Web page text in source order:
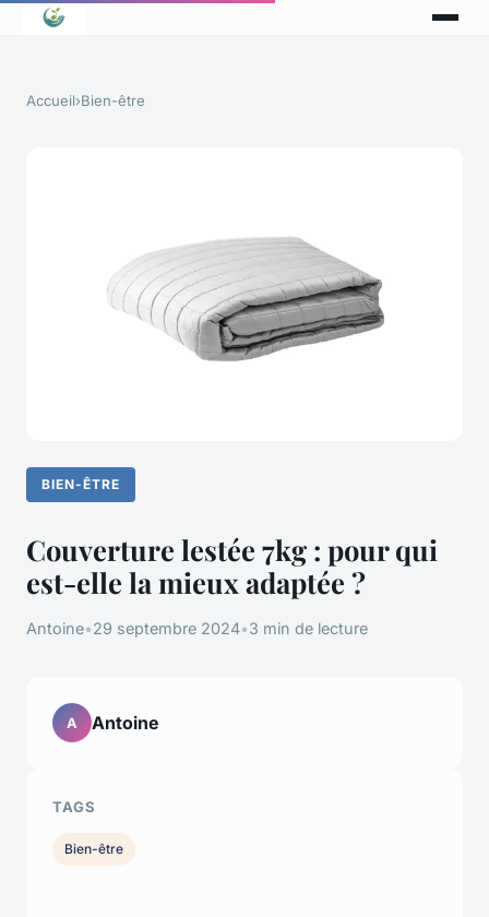
Accueil›Bien-être
BIEN-ÊTRE
Couverture lestée 7kg : pour qui
est-elle la mieux adaptée ?
Antoine•29 septembre 2024•3 min de lecture
A Antoine
TAGS
Bien-être